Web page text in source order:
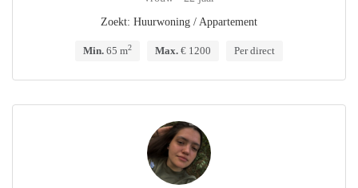
Zoekt: Huurwoning / Appartement
Min. 65 m2 Max. € 1200 Per direct